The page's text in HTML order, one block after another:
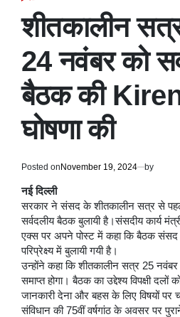
शीतकालीन
24 नवंबर को
बैठक की
घोषणा की
Posted onNovember 19, 2024 by
नई दिल्ली
सरकार ने संसद के शीतकालीन सत्र से
सर्वदलीय बैठक बुलायी है।संसदीय कार्य
एक्स पर अपने पोस्ट में कहा कि बैठक
परिप्रेक्ष्य में बुलायी गयी है।
उन्होंने कहा कि शीतकालीन सत्र 25
समाप्त होगा। बैठक का उद्देश्य विपक्षी दलों
जानकारी देना और बहस के लिए विषयों पर
संविधान की 75वीं वर्षगांठ के अवसर पर